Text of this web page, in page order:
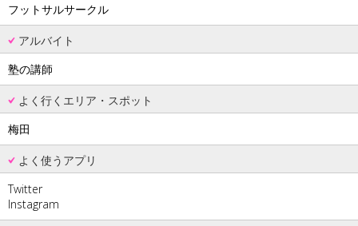
フットサルサークル
アルバイト
塾の講師
よく行くエリア・スポット
梅田
よく使うアプリ
Twitter
Instagram